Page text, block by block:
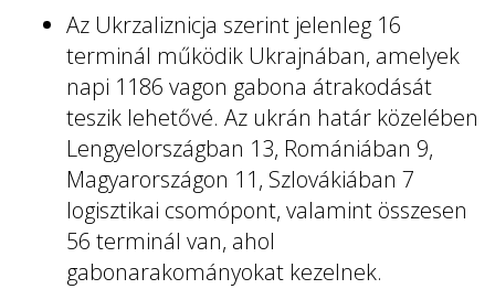
Az Ukrzaliznicja szerint jelenleg 16
terminál működik Ukrajnában, amelyek
napi 1186 vagon gabona átrakodását
teszik lehetővé. Az ukrán határ közelében
Lengyelországban 13, Romániában 9,
Magyarországon 11, Szlovákiában 7
logisztikai csomópont, valamint összesen
56 terminál van, ahol
gabonarakományokat kezelnek.